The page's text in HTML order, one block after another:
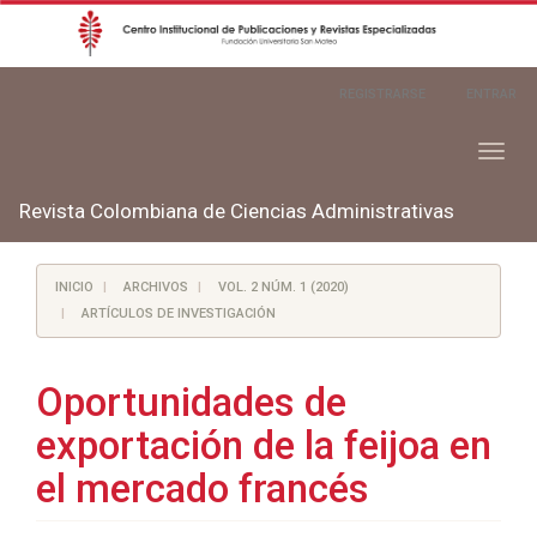
Toggle
Revista Colombiana de Ciencias Administrativas
INICIO ARCHIVOS
VOL. 2 NÚM. 1 (2020)
ARTÍCULOS DE INVESTIGACIÓN
Oportunidades de
exportación de la feijoa en
el mercado francés